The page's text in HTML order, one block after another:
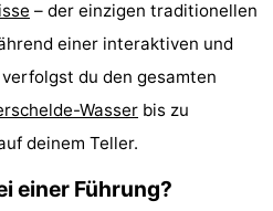
– der einzigen traditionellen
einer interaktiven und
du den gesamten
Wasser bis zu
deinem Teller.
einer Führung?